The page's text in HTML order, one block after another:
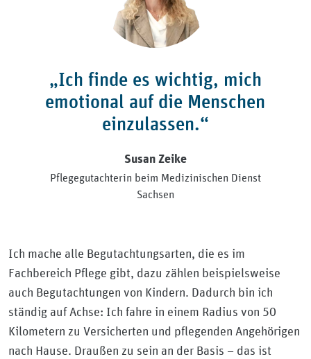
„Ich finde es wichtig, mich
emotional auf die Menschen
einzulassen.“
Susan Zeike
Pflegegutachterin beim Medizinischen Dienst
Sachsen
Ich mache alle Begutachtungsarten, die es im
Fachbereich Pflege gibt, dazu zählen beispielsweise
auch Begutachtungen von Kindern. Dadurch bin ich
ständig auf Achse: Ich fahre in einem Radius von 50
Kilometern zu Versicherten und pflegenden Angehörigen
nach Hause. Draußen zu sein an der Basis – das ist